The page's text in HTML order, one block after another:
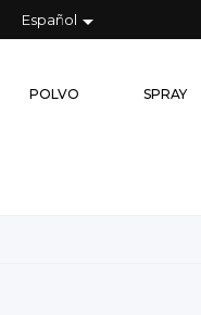
Español
POLVO SPRAY